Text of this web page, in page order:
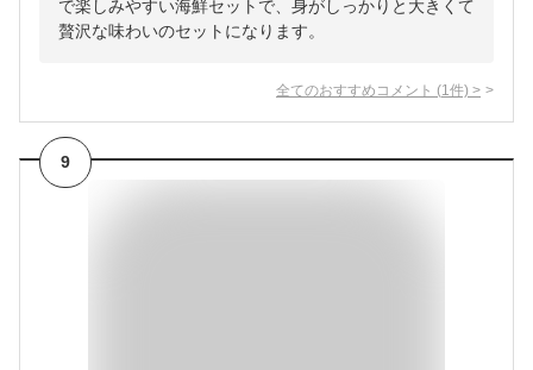
で楽しみやすい海鮮セットで、身がしっかりと大きくて
贅沢な味わいのセットになります。
全てのおすすめコメント (1 件) >
9